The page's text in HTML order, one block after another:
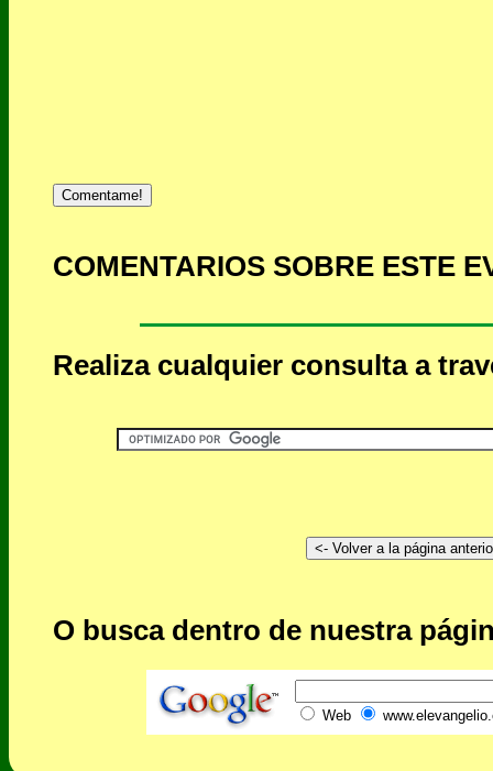
Comentame!
COMENTARIOS SOBRE ESTE
Realiza cualquier consulta a
O busca dentro de nuestra
Web